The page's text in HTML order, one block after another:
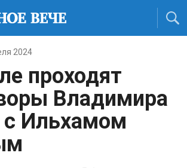
2024
проходят
Владимира
с Ильхамом